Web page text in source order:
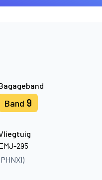
Band 9
295